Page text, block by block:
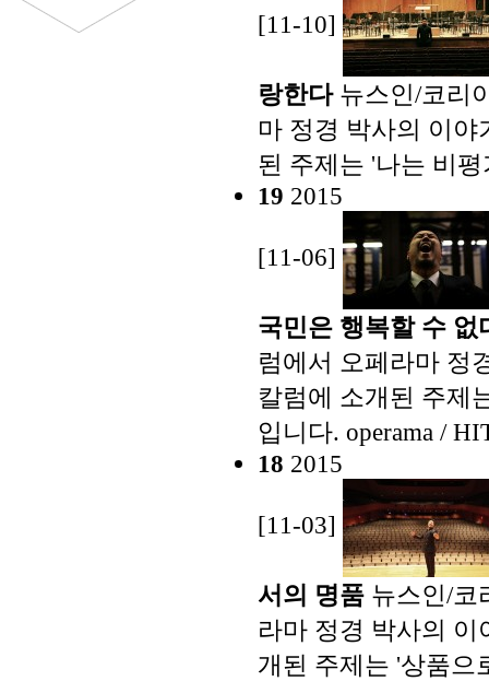
[11-10]
랑한다 뉴스인/코리
마 정경 박사의 이야
된 주제는 '나는 비
19 2015
[11-06]
국민은 행복할 수
럼에서 오페라마 정
칼럼에 소개된 주제
입니다. operama /
18 2015
[11-03]
서의 명품 뉴스인/코
라마 정경 박사의 이
개된 주제는 '상품으